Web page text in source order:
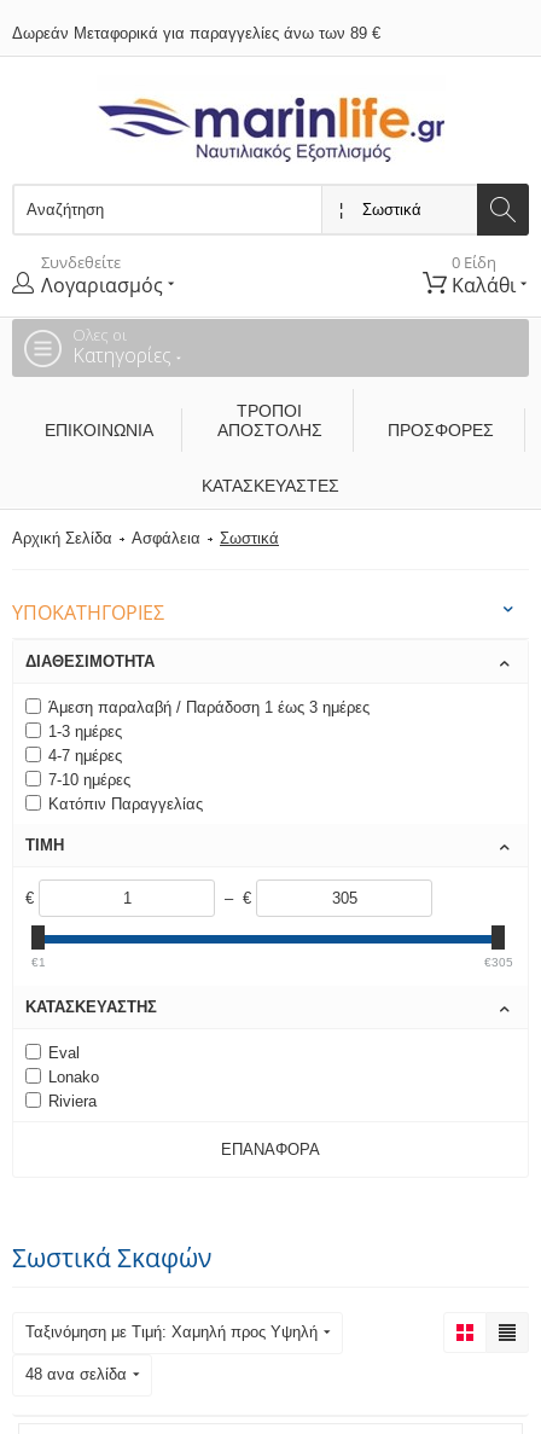
Δωρεάν Μεταφορικά για παραγγελίες άνω των 89 €
Συνδεθείτε
Λογαριασμός
0 Είδη
Καλάθι
Ολες οι
Κατηγορίες
ΕΠΙΚΟΙΝΩΝΊΑ
ΤΡΌΠΟΙ
ΑΠΟΣΤΟΛΉΣ
ΠΡΟΣΦΟΡΕΣ
ΚΑΤΑΣΚΕΥΑΣΤΈΣ
Αρχική Σελίδα Ασφάλεια Σωστικά
ΥΠΟΚΑΤΗΓΟΡΊΕΣ
ΔΙΑΘΕΣΙΜΌΤΗΤΑ
Άμεση παραλαβή / Παράδοση 1 έως 3 ημέρες
1-3 ημέρες
4-7 ημέρες
7-10 ημέρες
Κατόπιν Παραγγελίας
ΤΙΜΉ
€ – €
€1 €305
ΚΑΤΑΣΚΕΥΑΣΤΉΣ
Eval
Lonako
Riviera
ΕΠΑΝΑΦΟΡΆ
Σωστικά Σκαφών
Ταξινόμηση με Τιμή: Χαμηλή προς Υψηλή
48 ανα σελίδα